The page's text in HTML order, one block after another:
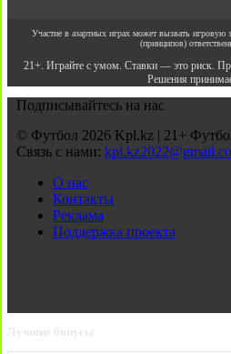
Участие в азартных играх может вызвать игровую
(принципов)
21+. Играйте с умом. Ставки — это риск.
Решения
Подписывайтесь на нас
© Футбол 2026 Kpl.kz | 21+
Связь с нами:
О нас
Контакты
Реклама
Поддержка проекта
Лучшие бонусы